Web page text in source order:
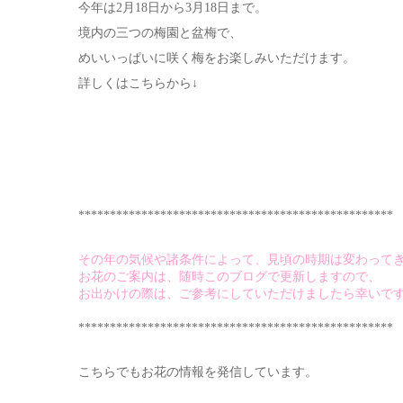
今年は2月18日から3月18日まで。
境内の三つの梅園と盆梅で、
めいいっぱいに咲く梅をお楽しみいただけます。
詳しくはこちらから↓
**************************************************
その年の気候や諸条件によって、見頃の時期は変わってき
お花のご案内は、随時このブログで更新しますので、
お出かけの際は、ご参考にしていただけましたら幸いです
**************************************************
こちらでもお花の情報を発信しています。